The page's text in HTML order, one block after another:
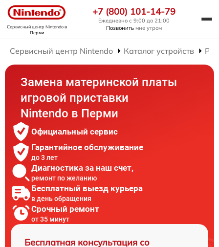
Сервисный центр Nintendoв
Перми
+7 (800) 101-14-79
Ежедневно с 9:00 до 21:00
Позвонить мне утром
Сервисный центр Nintendo Каталог устройств
Замена материнской платы
игровой приставки
Nintendo в Перми
Официальный сервис
Гарантийное обслуживание
до 3 лет
Диагностика за наш счет,
ремонт по желанию
Бесплатный выезд курьера
в день обращения
Срочный ремонт
от 35 минут
Бесплатная консультация со